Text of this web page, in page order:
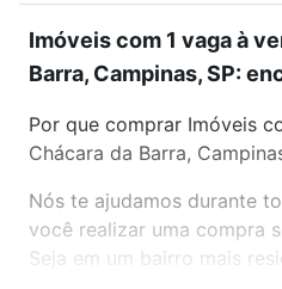
Imóveis com 1 vaga à
Barra, Campinas, SP:
Por que comprar Imóveis
Chácara da Barra,
Nós te ajudamos durante
você realizar uma compra
Seja em um bairro mais